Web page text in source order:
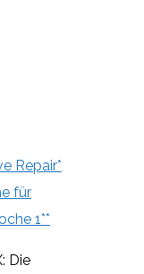
Repair*
für
1**
Die